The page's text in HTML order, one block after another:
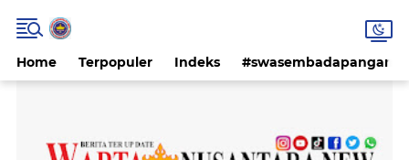
Home Terpopuler Indeks #swasembadapangan